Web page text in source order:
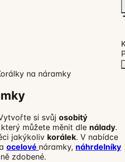
na náramky
si svůj osobitý
který můžete měnit dle nálady.
jakýkoliv korálek. V nabídce
ocelové náramky, náhrdelníky
zdobené.